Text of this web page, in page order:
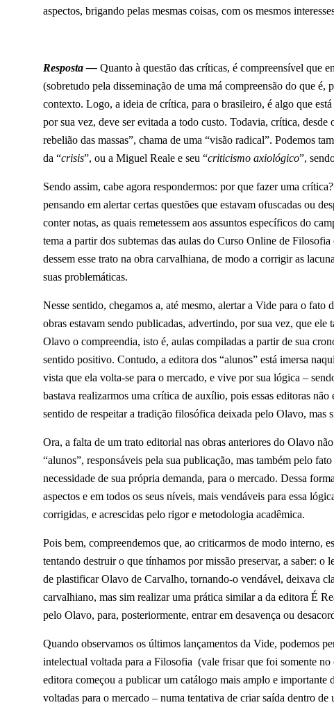
aspectos, brigando pelas mesmas coisas, com os mesmos
Resposta — Quanto à questão das críticas, é compreensível que
(sobretudo pela disseminação de uma má compreensão do que
contexto. Logo, a ideia de crítica, para o brasileiro, é algo que
por sua vez, deve ser evitada a todo custo. Todavia, crítica,
rebelião das massas”, chama de uma “visão radical”. Podemos
da “crisis”, ou a Miguel Reale e seu “criticismo axiológico”,
Sendo assim, cabe agora respondermos: por que fazer uma
pensando em alertar certas questões que estavam ofuscadas ou
conter notas, as quais remetessem aos assuntos específicos do
tema a partir dos subtemas das aulas do Curso Online de
dessem esse trato na obra carvalhiana, de modo a corrigir as
suas problemáticas.
Nesse sentido, chegamos a, até mesmo, alertar a Vide para o
obras estavam sendo publicadas, advertindo, por sua vez, que
Olavo o compreendia, isto é, aulas compiladas a partir de sua
sentido positivo. Contudo, a editora dos “alunos” está imersa
vista que ela volta-se para o mercado, e vive por sua lógica –
bastava realizarmos uma crítica de auxílio, pois essas editoras
sentido de respeitar a tradição filosófica deixada pelo Olavo, mas
Ora, a falta de um trato editorial nas obras anteriores do Olavo
“alunos”, responsáveis pela sua publicação, mas também pelo
necessidade de sua própria demanda, para o mercado. Dessa
aspectos e em todos os seus níveis, mais vendáveis para essa
corrigidas, e acrescidas pelo rigor e metodologia acadêmica.
Pois bem, compreendemos que, ao criticarmos de modo interno,
tentando destruir o que tínhamos por missão preservar, a saber:
de plastificar Olavo de Carvalho, tornando-o vendável, deixava
carvalhiano, mas sim realizar uma prática similar a da editora É
pelo Olavo, para, posteriormente, entrar em desavença ou
Quando observamos os últimos lançamentos da Vide, podemos
intelectual voltada para a Filosofia (vale frisar que foi somente no
editora começou a publicar um catálogo mais amplo e
voltadas para o mercado – numa tentativa de criar saída dentro